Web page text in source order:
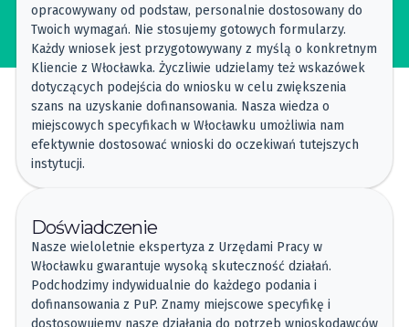
opracowywany od podstaw, personalnie dostosowany do
Twoich wymagań. Nie stosujemy gotowych formularzy.
Każdy wniosek jest przygotowywany z myślą o konkretnym
Kliencie z Włocławka. Życzliwie udzielamy też wskazówek
dotyczących podejścia do wniosku w celu zwiększenia
szans na uzyskanie dofinansowania. Nasza wiedza o
miejscowych specyfikach w Włocławku umożliwia nam
efektywnie dostosować wnioski do oczekiwań tutejszych
instytucji.
Doświadczenie
Nasze wieloletnie ekspertyza z Urzędami Pracy w
Włocławku gwarantuje wysoką skuteczność działań.
Podchodzimy indywidualnie do każdego podania i
dofinansowania z PuP. Znamy miejscowe specyfikę i
dostosowujemy nasze działania do potrzeb wnioskodawców